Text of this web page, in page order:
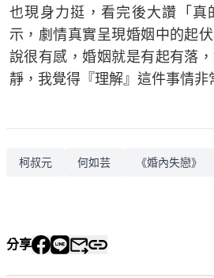
也現身力挺，看完後大讚「真
示，劇情真實呈現婚姻中的起
說很有感，婚姻就是有起有落
靜，我覺得『理解』這件事情非
柯叔元 何如芸 《婚內失戀》
分享